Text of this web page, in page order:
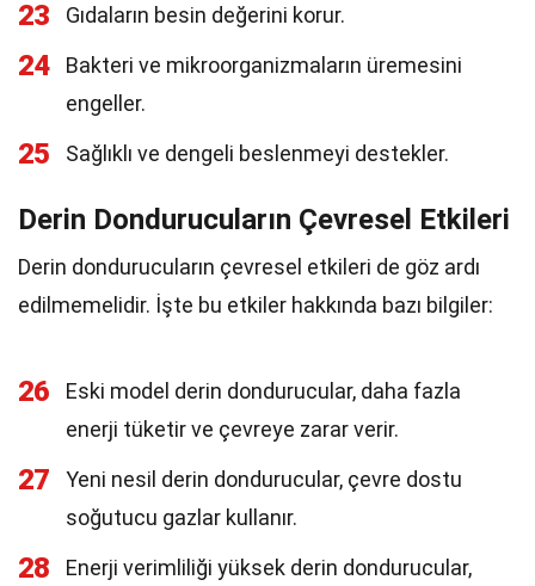
23 Gıdaların besin değerini korur.
24
Bakteri ve mikroorganizmaların üremesini
engeller.
25 Sağlıklı ve dengeli beslenmeyi destekler.
Derin Dondurucuların Çevresel Etkileri
Derin dondurucuların çevresel etkileri de göz ardı
edilmemelidir. İşte bu etkiler hakkında bazı bilgiler:
26
Eski model derin dondurucular, daha fazla
enerji tüketir ve çevreye zarar verir.
27
Yeni nesil derin dondurucular, çevre dostu
soğutucu gazlar kullanır.
28
Enerji verimliliği yüksek derin dondurucular,